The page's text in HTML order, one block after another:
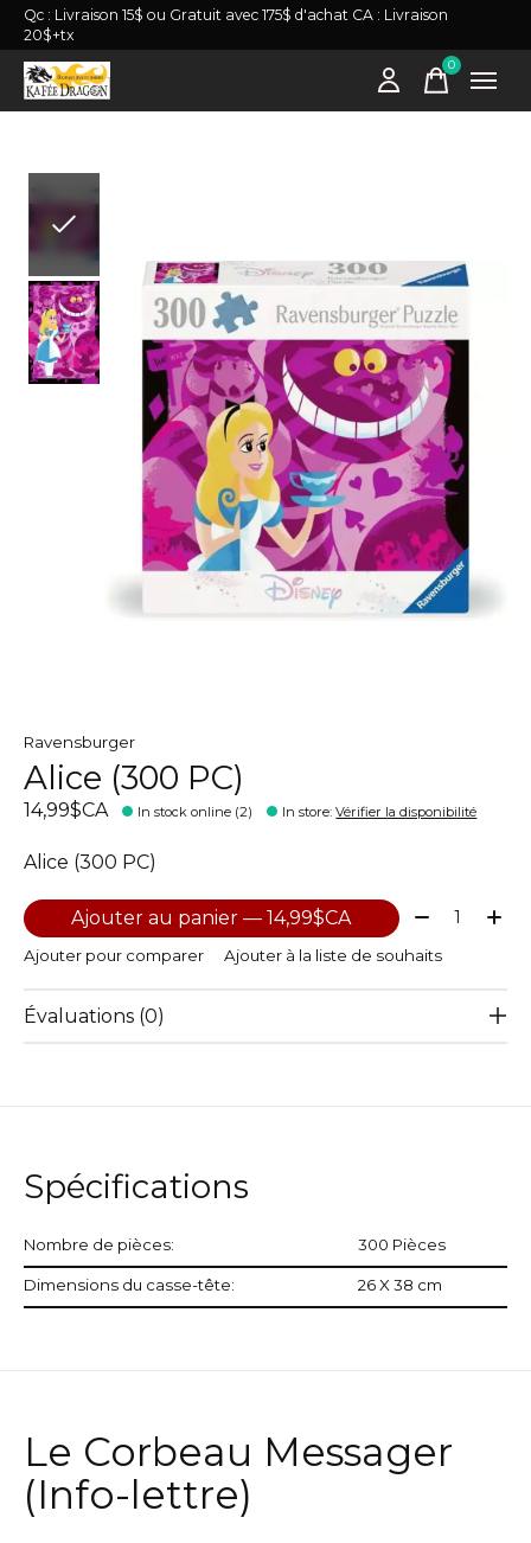
Qc : Livraison 15$ ou Gratuit avec 175$ d'achat CA : Livraison
20$+tx
0items
Ravensburger
Alice (300 PC)
14,99$CA In stock online (2) In store:Vérifier la disponibilité
Alice (300 PC)
Ajouter au panier — 14,99$CA Quantité:
Ajouter pour comparer Ajouter à la liste de souhaits
Évaluations (0)
Spécifications
Nombre de pièces: 300 Pièces
Dimensions du casse-tête: 26 X 38 cm
Le Corbeau Messager
(Info-lettre)